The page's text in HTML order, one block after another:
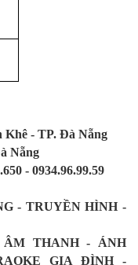
Khê - TP. Đà Nẵng
Nẵng
- 0934.96.99.59
- TRUYỀN HÌNH -
THANH - ÁNH
GIA ĐÌNH -